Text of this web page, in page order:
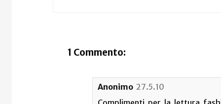
1 Commento:
Anonimo 27.5.10